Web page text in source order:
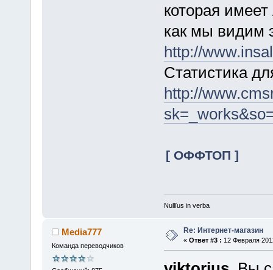
которая
как мы видим
http://
Статистика
http://
[ ОФФТОП ]
Nullīus in verba
Media777
Команда переводчиков
Re: Интернет-магазин
« Ответ #3 : 12 Февраля